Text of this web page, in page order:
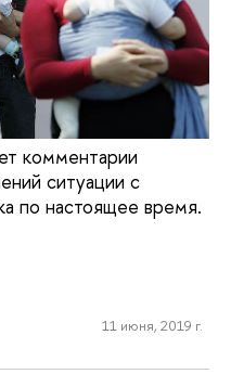
комментарии
ситуации с
по настоящее время.
11 июня, 2019 г.